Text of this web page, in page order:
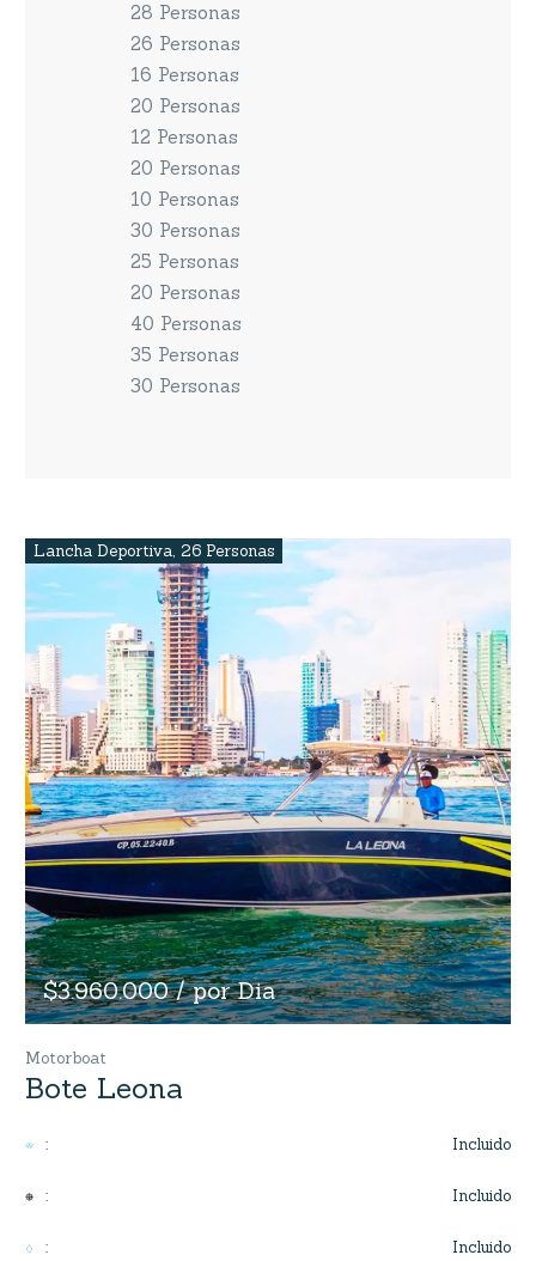
Lancha Deportiva, 26 Personas
$3.960.000 / por Dia
Motorboat
Bote Leona
: Incluido
: Incluido
: Incluido
28 Personas
26 Personas
16 Personas
20 Personas
12 Personas
20 Personas
10 Personas
30 Personas
25 Personas
20 Personas
40 Personas
35 Personas
30 Personas